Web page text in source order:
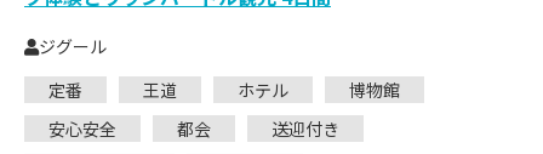
ジグール
定番
王道 ホテル
博物館
安心安全
都会
送迎付き